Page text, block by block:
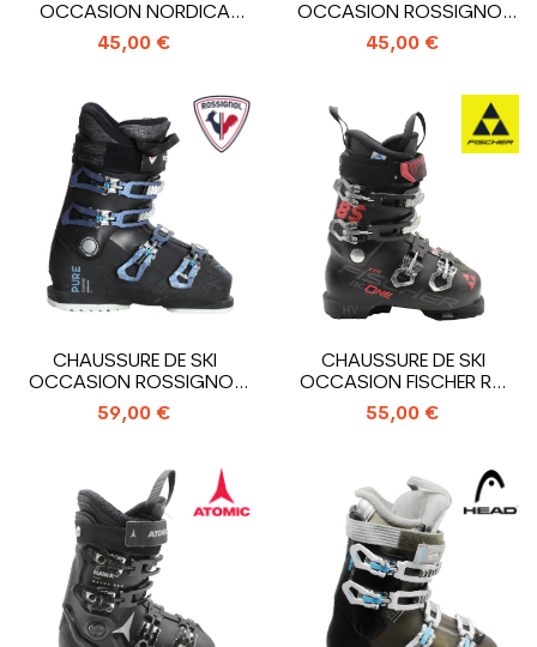
OCCASION NORDICA
CRUISE 75 X WR
45,00 €
OCCASION ROSSIGNOL
KELIA
45,00 €
CHAUSSURE DE SKI
OCCASION ROSSIGNOL
PURE COMFORT
59,00 €
CHAUSSURE DE SKI
OCCASION FISCHER RC
ONE 85 XTR HV
55,00 €